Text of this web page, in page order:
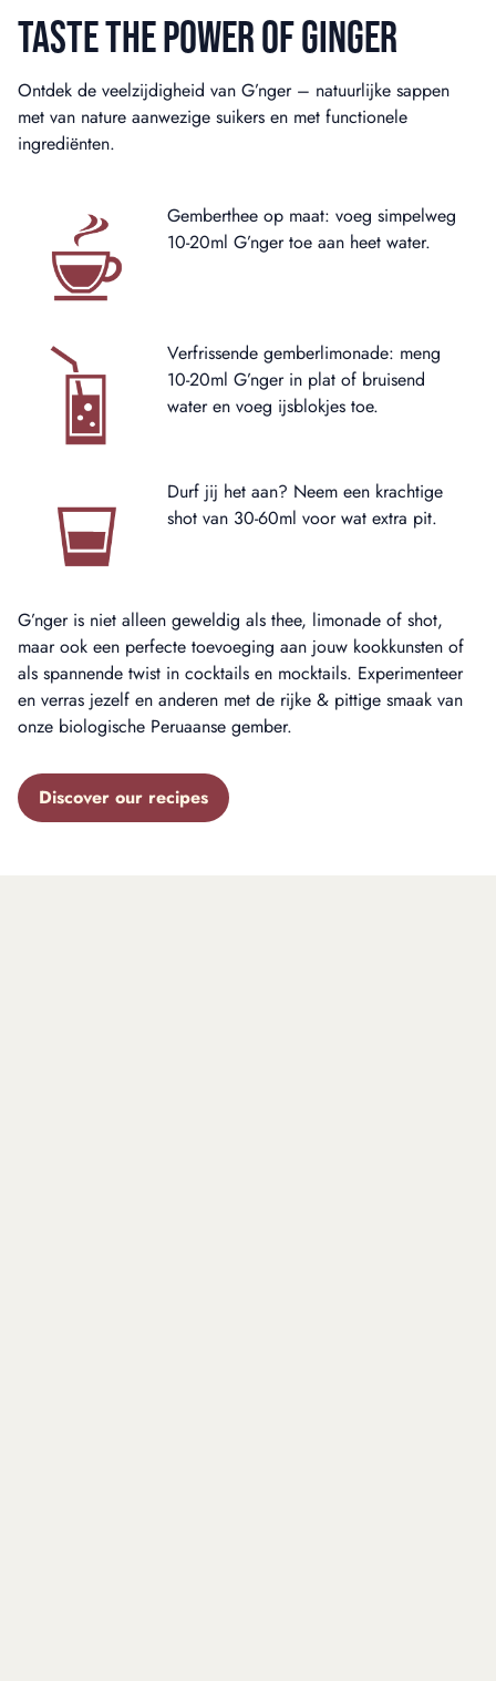
TASTE THE POWER OF GINGER
Ontdek de veelzijdigheid van G’nger – natuurlijke sappen
met van nature aanwezige suikers en met functionele
ingrediënten.
Gemberthee op maat: voeg simpelweg
10-20ml G’nger toe aan heet water.
Verfrissende gemberlimonade: meng
10-20ml G’nger in plat of bruisend
water en voeg ijsblokjes toe.
Durf jij het aan? Neem een krachtige
shot van 30-60ml voor wat extra pit.
G’nger is niet alleen geweldig als thee, limonade of shot,
maar ook een perfecte toevoeging aan jouw kookkunsten of
als spannende twist in cocktails en mocktails. Experimenteer
en verras jezelf en anderen met de rijke & pittige smaak van
onze biologische Peruaanse gember.
Discover our recipes